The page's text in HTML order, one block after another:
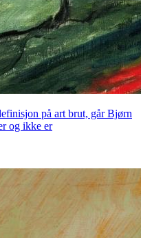
på art brut, går Bjørn
og ikke er